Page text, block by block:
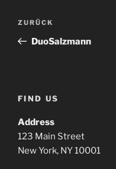
Beitragsnavigation
Vorheriger
Beitrag
ZURÜCK
DuoSalzmann
FIND US
Address
123 Main Street
New York, NY 10001